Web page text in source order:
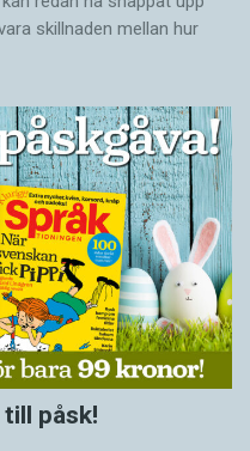
skillnaden mellan hur
påsk!